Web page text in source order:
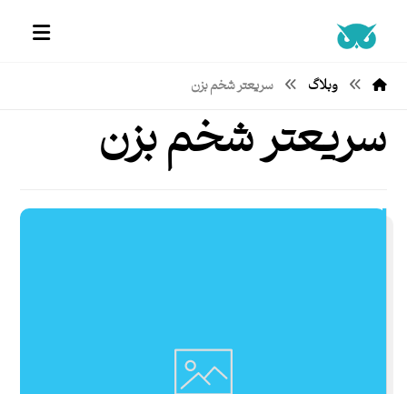
وبلاگ سریعتر شخم بزن
سریعتر شخم بزن